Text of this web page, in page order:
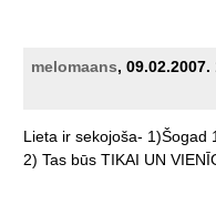
melomaans,
Lieta ir sekojoša- 1)Šogad 1.
2) Tas būs TIKAI UN